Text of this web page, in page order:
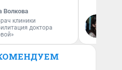
Волкова
клиники
доктора